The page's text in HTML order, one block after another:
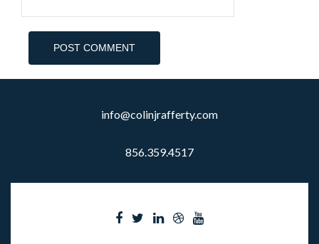
info@colinjrafferty.com
856.359.4517
Facebook
TwitterLinkedin
DribbbleYoutube